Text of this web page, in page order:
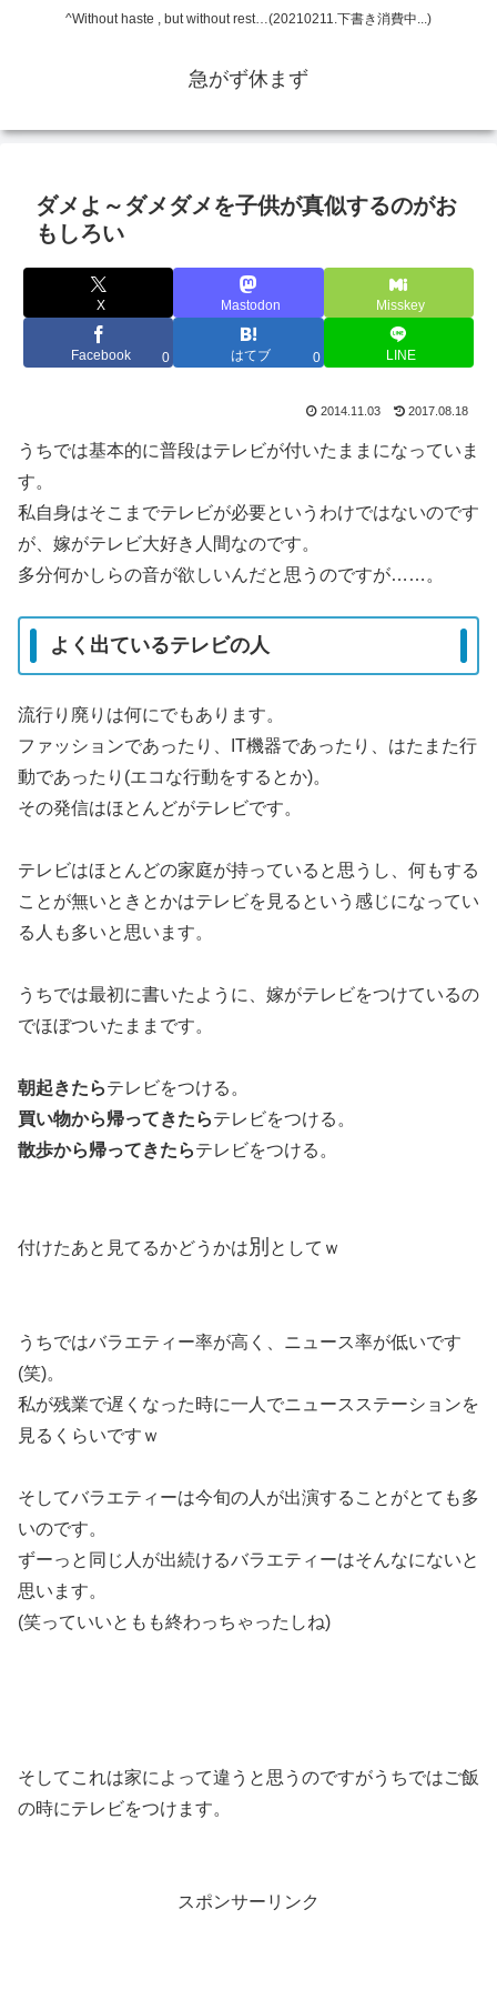
^Without haste , but without rest…(20210211.下書き消費中...)
急がず休まず
ダメよ～ダメダメを子供が真似するのがお
もしろい
X Mastodon Misskey
Facebook 0 はてブ 0 LINE
2014.11.03 2017.08.18
うちでは基本的に普段はテレビが付いたままになっていま
す。
私自身はそこまでテレビが必要というわけではないのです
が、嫁がテレビ大好き人間なのです。
多分何かしらの音が欲しいんだと思うのですが……。
よく出ているテレビの人
流行り廃りは何にでもあります。
ファッションであったり、IT機器であったり、はたまた行
動であったり(エコな行動をするとか)。
その発信はほとんどがテレビです。
テレビはほとんどの家庭が持っていると思うし、何もする
ことが無いときとかはテレビを見るという感じになってい
る人も多いと思います。
うちでは最初に書いたように、嫁がテレビをつけているの
でほぼついたままです。
朝起きたらテレビをつける。
買い物から帰ってきたらテレビをつける。
散歩から帰ってきたらテレビをつける。
付けたあと見てるかどうかは別 としてｗ
うちではバラエティー率が高く、ニュース率が低いです
(笑)。
私が残業で遅くなった時に一人でニュースステーションを
見るくらいですｗ
そしてバラエティーは今旬の人が出演することがとても多
いのです。
ずーっと同じ人が出続けるバラエティーはそんなにないと
思います。
(笑っていいともも終わっちゃったしね)
そしてこれは家によって違うと思うのですがうちではご飯
の時にテレビをつけます。
スポンサーリンク